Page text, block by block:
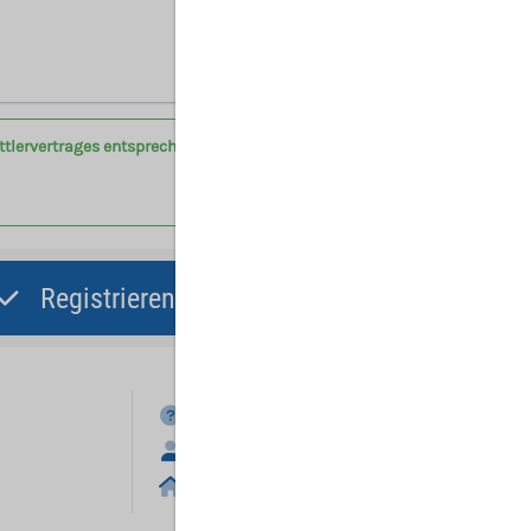
entsprechend der Vertragsbedingungen am
Registrieren und Angebot abgeben